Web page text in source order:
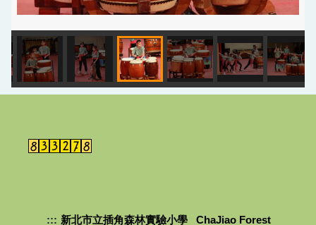
::: 新北市立插角森林實驗小學 ChaJiao Forest